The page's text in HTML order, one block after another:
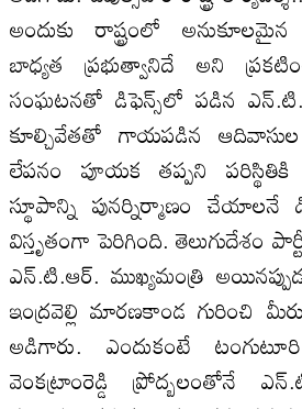
అందుకు రాష్ట్రంలో
బాధ్యత ప్రభుత్వానిదే అని
సంఘటనతో డిఫెన్స్‌లో పడిన
కూల్చివేతతో గాయపడిన ఆదివాసుల
లేపనం పూయక తప్పని పరిస్థితికి
స్థూపాన్ని పునర్నిర్మాణం
విస్తృతంగా పెరిగింది. తెలుగుదేశం
ఎన్‌.టి.ఆర్‌. ముఖ్యమంత్రి
ఇంద్రవెల్లి మారణకాండ గురించి
అడిగారు. ఎందుకంటే
వెంకట్రాంరెడ్డి ప్రోద్బలంతోనే